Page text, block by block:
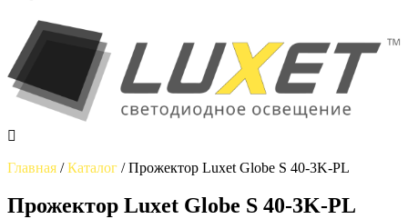
Главная /Каталог /Прожектор Luxet Globe S 40-3K-PL
Прожектор Luxet Globe S 40-3K-PL